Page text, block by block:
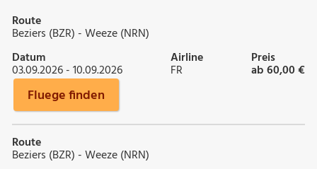
Route
Beziers (BZR) - Weeze (NRN)
Datum
03.09.2026 - 10.09.2026
Airline
FR
Preis
ab 60,00 €
Fluege finden
Route
Beziers (BZR) - Weeze (NRN)